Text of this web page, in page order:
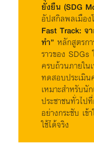
ยั่งยืน (SDG
อัปสกิลพลเมือง
Fast Track: จ
ทำ” หลักสูตรก
ราวของ
ครบถ้วนภายใน
ทดสอบประเมิน
เหมาะสำหรับนั
ประชาชนทั่วไป
อย่างกระชับ เข้
ใช้ได้จริง